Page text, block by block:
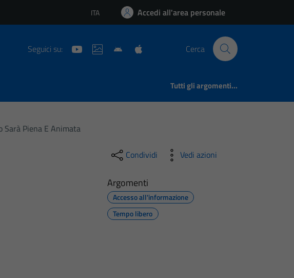
Lingua attiva:
ITA Accedi all'area personale
Seguici su: Cerca
Tutti gli argomenti...
Sarà Piena E Animata
Condividi Vedi azioni
Argomenti
Accesso all'informazione
Tempo libero